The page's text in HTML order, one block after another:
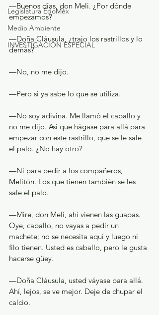
Legislatura EdoMéx
Medio Ambiente
INVESTIGACIÓN ESPECIAL
—Buenos días, don Meli. ¿Por dónde
empezamos?
—Doña Cláusula, ¿trajo los rastrillos y lo
demás?
—No, no me dijo.
—Pero si ya sabe lo que se utiliza.
—No soy adivina. Me llamó el caballo y
no me dijo. Así que hágase para allá para
empezar con este rastrillo, que se le sale
el palo. ¿No hay otro?
—Ni para pedir a los compañeros,
Melitón. Los que tienen también se les
sale el palo.
—Mire, don Meli, ahí vienen las guapas.
Oye, caballo, no vayas a pedir un
machete; no se necesita aquí y luego ni
filo tienen. Usted es caballo, pero le gusta
hacerse güey.
—Doña Cláusula, usted váyase para allá.
Ahí, lejos, se ve mejor. Deje de chupar el
calcio.